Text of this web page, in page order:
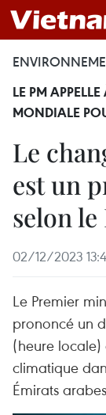
LE PM
MONDIALE
Le
est un
selon
02/12/2023
Le Premier
prononcé un
(heure locale)
climatique
Émirats